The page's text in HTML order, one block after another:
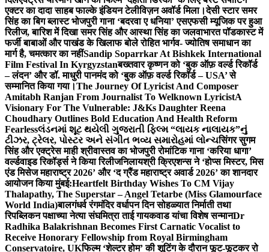
एक्टर का दादा साहब फाल्के इंडियन टेलीविज़न अवॉर्ड मिला।देसी स्टार समर
सिंह का बिग ब्लास्ट भोजपुरी गाना ‘बदरवा ए धनिया’ एसएफसी म्यूजिक पर हुआ
रिलीज, बारिश में दिखा समर सिंह और आस्था सिंह का जलवाभारत पॉडकास्ट में
फर्जी बाबाओं और पाखंड के खिलाफ बोले रोहित भार्गव- ज्योतिष समाधान का
मार्ग है, चमत्कार का नहींSandip Soparrkar At Bishkek International
Film Festival In Kyrgyzstanबख्तवार कृष्णन को ‘बुक ऑफ़ वर्ल्ड रिकॉर्ड
– लंदन’ और डॉ. माधुरी पानमंद को ‘बुक ऑफ़ वर्ल्ड रिकॉर्ड – USA’ से
सम्मानित किया गया।The Journey Of Lyricist And Composer
Amitabh Ranjan From Journalist To Welknown LyricistA
Visionary For The Vulnerable: J&Ks Daughter Reena
Choudhary Outlines Bold Education And Health Reform
Fearlessલંડનમાં શૂટ થયેલી ગુજરાતી ફિલ્મ “લાયક નાલાયક”નું
ટીઝર, ટ્રેલર, પોસ્ટર અને સંગીત ભવ્ય સમારોહમાં લોન્ચसिंगर सुगम
सिंह और एक्ट्रेस माही श्रीवास्तव का भोजपुरी रोमांटिक गाना ‘करिया धागा’
वर्ल्डवाइड रिकॉर्ड्स ने किया रिलीजनिलायश्री क्रिएशन्स ने ‘होप्स मिस्टर, मिस
एंड मिसेज महाराष्ट्र 2026’ और ‘द ग्रैंड महाराष्ट्र अवार्ड 2026’ का शानदार
आयोजन किया मुंबई:Heartfelt Birthday Wishes To CM Vijay
Thalapathy, The Superstar – Angel Tetarbe (Miss Glamourface
World India)बालगंधर्व रंगमंदिर वर्धापन दिन सोहळ्यात निर्माती तथा
रिपब्लिकन पक्षाच्या नेत्या संघमित्रा ताई गायकवाड यांचा विशेष सन्मानDr
Radhika Balakrishnan Becomes First Carnatic Vocalist to
Receive Honorary Fellowship from Royal Birmingham
Conservatoire, UKफिल्म ‘शेल्टर होम’ की शूटिंग के दौरान फूट-फूटकर रो